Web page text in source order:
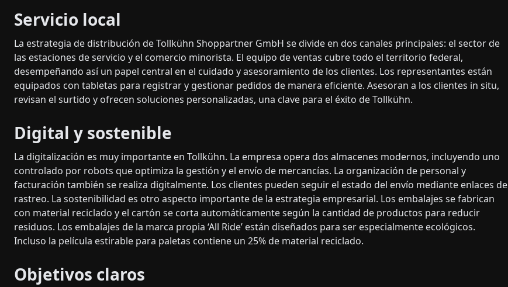
Servicio local
La estrategia de distribución de Tollkühn Shoppartner GmbH se divide en dos canales principales: el sector de
las estaciones de servicio y el comercio minorista. El equipo de ventas cubre todo el territorio federal,
desempeñando así un papel central en el cuidado y asesoramiento de los clientes. Los representantes están
equipados con tabletas para registrar y gestionar pedidos de manera eficiente. Asesoran a los clientes in situ,
revisan el surtido y ofrecen soluciones personalizadas, una clave para el éxito de Tollkühn.
Digital y sostenible
La digitalización es muy importante en Tollkühn. La empresa opera dos almacenes modernos, incluyendo uno
controlado por robots que optimiza la gestión y el envío de mercancías. La organización de personal y
facturación también se realiza digitalmente. Los clientes pueden seguir el estado del envío mediante enlaces de
rastreo. La sostenibilidad es otro aspecto importante de la estrategia empresarial. Los embalajes se fabrican
con material reciclado y el cartón se corta automáticamente según la cantidad de productos para reducir
residuos. Los embalajes de la marca propia ‘All Ride’ están diseñados para ser especialmente ecológicos.
Incluso la película estirable para paletas contiene un 25% de material reciclado.
Objetivos claros